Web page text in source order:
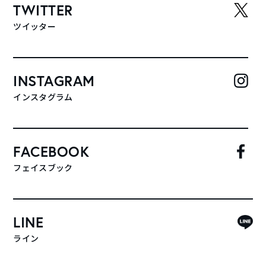
TWITTER
ツイッター
INSTAGRAM
インスタグラム
FACEBOOK
フェイスブック
LINE
ライン